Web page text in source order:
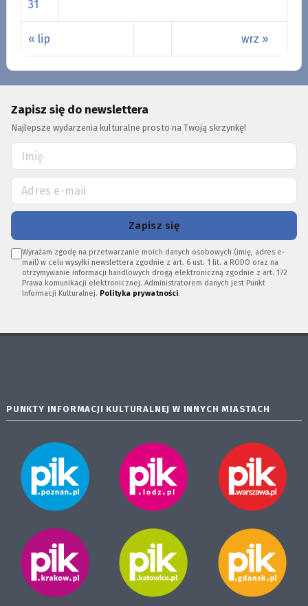
« lip wrz »
31
Zapisz się do newslettera
Najlepsze wydarzenia kulturalne prosto na Twoją skrzynkę!
Zapisz się
Wyrażam zgodę na przetwarzanie moich danych osobowych (imię, adres e-
mail) w celu wysyłki newslettera zgodnie z art. 6 ust. 1 lit. a RODO oraz na
otrzymywanie informacji handlowych drogą elektroniczną zgodnie z art. 172
Prawa komunikacji elektronicznej. Administratorem danych jest Punkt
Informacji Kulturalnej. Polityka prywatności.
PUNKTY INFORMACJI KULTURALNEJ W INNYCH MIASTACH